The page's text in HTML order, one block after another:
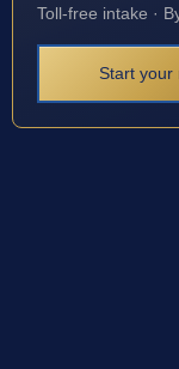
Toll-free intake ·
Start your